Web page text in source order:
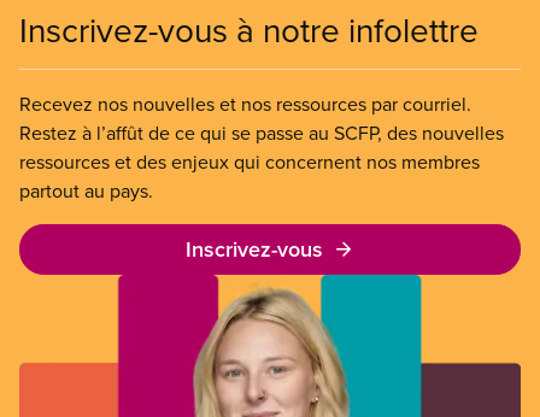
Inscrivez-vous à notre infolettre
Recevez nos nouvelles et nos ressources par courriel.
Restez à l’affût de ce qui se passe au SCFP, des nouvelles
ressources et des enjeux qui concernent nos membres
partout au pays.
Inscrivez-vous